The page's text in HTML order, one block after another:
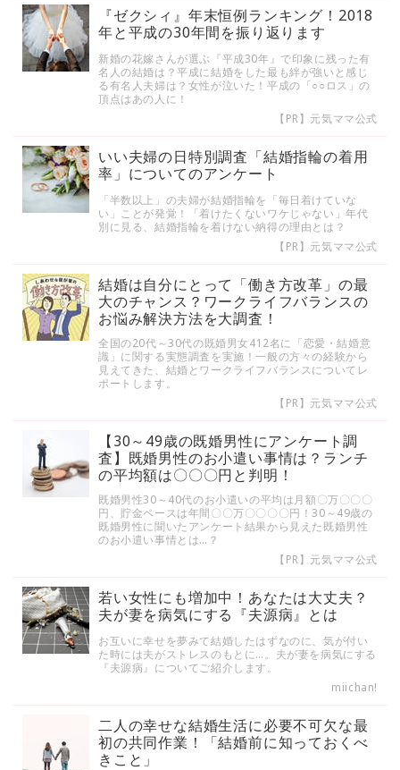
『ゼクシィ』年末恒例ランキング！2018
年と平成の30年間を振り返ります
新婚の花嫁さんが選ぶ『平成30年』で印象に残った有
名人の結婚は？平成に結婚をした最も絆が強いと感じ
る有名人夫婦は？女性が泣いた！平成の「○○ロス」の
頂点はあの人に！
【PR】元気ママ公式
いい夫婦の日特別調査「結婚指輪の着用
率」についてのアンケート
「半数以上」の夫婦が結婚指輪を「毎日着けていな
い」ことが発覚！「着けたくないワケじゃない」年代
別に見る、結婚指輪を着けない納得の理由とは？
【PR】元気ママ公式
結婚は自分にとって「働き方改革」の最
大のチャンス？ワークライフバランスの
お悩み解決方法を大調査！
全国の20代～30代の既婚男女412名に「恋愛・結婚意
識」に関する実態調査を実施！一般の方々の経験から
見えてきた、結婚とワークライフバランスについてレ
ポートします。
【PR】元気ママ公式
【30～49歳の既婚男性にアンケート調
査】既婚男性のお小遣い事情は？ランチ
の平均額は〇〇〇円と判明！
既婚男性30～40代のお小遣いの平均は月額〇万〇〇〇
円、貯金ペースは年間〇〇万〇〇〇〇円！30～49歳の
既婚男性に聞いたアンケート結果から見えた既婚男性
のお小遣い事情とは…？
【PR】元気ママ公式
若い女性にも増加中！あなたは大丈夫？
夫が妻を病気にする『夫源病』とは
お互いに幸せを夢みて結婚したはずなのに、気が付い
た時には夫がストレスのもとに…。夫が妻を病気にする
『夫源病』についてご紹介します。
miichan!
二人の幸せな結婚生活に必要不可欠な最
初の共同作業！「結婚前に知っておくべ
きこと」